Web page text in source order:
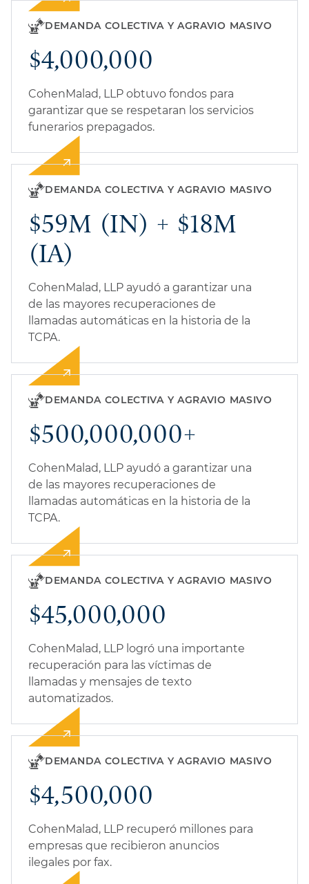
DEMANDA COLECTIVA Y AGRAVIO MASIVO
$4,000,000
CohenMalad, LLP obtuvo fondos para
garantizar que se respetaran los servicios
funerarios prepagados.
DEMANDA COLECTIVA Y AGRAVIO MASIVO
$59M (IN) + $18M
(IA)
CohenMalad, LLP ayudó a garantizar una
de las mayores recuperaciones de
llamadas automáticas en la historia de la
TCPA.
DEMANDA COLECTIVA Y AGRAVIO MASIVO
$500,000,000+
CohenMalad, LLP ayudó a garantizar una
de las mayores recuperaciones de
llamadas automáticas en la historia de la
TCPA.
DEMANDA COLECTIVA Y AGRAVIO MASIVO
$45,000,000
CohenMalad, LLP logró una importante
recuperación para las víctimas de
llamadas y mensajes de texto
automatizados.
DEMANDA COLECTIVA Y AGRAVIO MASIVO
$4,500,000
CohenMalad, LLP recuperó millones para
empresas que recibieron anuncios
ilegales por fax.